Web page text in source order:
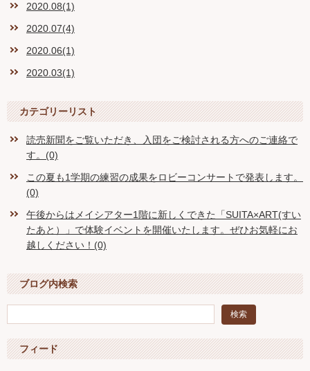
2020.08(1)
2020.07(4)
2020.06(1)
2020.03(1)
カテゴリーリスト
読売新聞をご覧いただき、入団をご検討される方へのご連絡で
す。(0)
この夏も1学期の練習の成果をロビーコンサートで発表します。
(0)
午後からはメイシアター1階に新しくできた「SUITA×ART(すい
たあと）」で体験イベントを開催いたします。ぜひお気軽にお
越しください！(0)
ブログ内検索
フィード